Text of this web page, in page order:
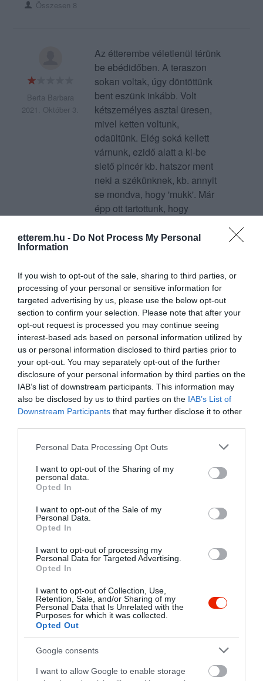
etterem.hu - Do Not Process My Personal
Information
If you wish to opt-out of the sale, sharing to third parties, or
processing of your personal or sensitive information for
targeted advertising by us, please use the below opt-out
section to confirm your selection. Please note that after your
opt-out request is processed you may continue seeing
interest-based ads based on personal information utilized by
us or personal information disclosed to third parties prior to
your opt-out. You may separately opt-out of the further
disclosure of your personal information by third parties on the
IAB’s list of downstream participants. This information may
also be disclosed by us to third parties on the IAB’s List of
Downstream Participants that may further disclose it to other
Please note that this website/app uses one or more Google
not limited to your visit or usage behaviour. You may click to
grant or deny consent to Google and its third-party tags to
use your data for below specified purposes in below Google
consent section.
Personal Data Processing Opt Outs
I want to opt-out of the Sharing of my
personal data.
Opted In
I want to opt-out of the Sale of my
Personal Data.
Opted In
I want to opt-out of processing my
Personal Data for Targeted Advertising.
Opted In
I want to opt-out of Collection, Use,
Retention, Sale, and/or Sharing of my
Personal Data that Is Unrelated with the
Purposes for which it was collected.
Opted Out
Google consents
I want to allow Google to enable storage
Összesen 8
Berta Barbara
2021. Október 3.
Az étterembe véletlenül térünk
be ebédidőben. A teraszon
sokan voltak, úgy döntöttünk
bent eszünk inkább. Volt
kétszemélyes asztal üresen,
mivel ketten voltunk,
odaültünk. Elég soká kellett
várnunk, ezidő alatt a ki-be
siető pincér kb. hatszor ment
neki a székünknek, kb. annyit
se mondva, hogy 'mukk'. Már
épp ott tartottunk, hogy
megérkezett az ebéd, ami nem
vártunk, hogy elvigyék a
tányért, azt, hogy kérnénk-e
desszertet, kávét meg sem
kérdezték. Hát, mi biztos, nem
megyünk többet oda, de nem
is ajánlom senkinek.
2018. Szeptember 29.
Miskolcon a kedvenc
éttermünk mert itt mindig
minőség vár minket.
Legutóbb baráti vacsorán
magunkat és a vacsora
örök már vagy 30 éve.
minőségi termékeket
használnak a konyhán. Ez
Az adagok óriásiak de még
sosem jelentett gondot hogy